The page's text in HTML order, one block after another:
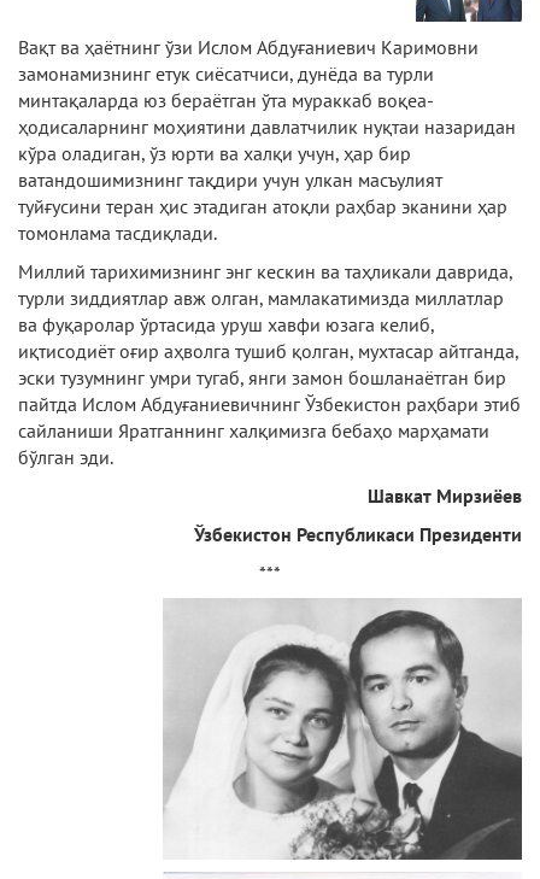
Вақт ва ҳаётнинг ўзи Ислом Абдуғаниевич Каримовни
замонамизнинг етук сиёсатчиси, дунёда ва турли
минтақаларда юз бераётган ўта мураккаб воқеа-
ҳодисаларнинг моҳиятини давлатчилик нуқтаи назаридан
кўра оладиган, ўз юрти ва халқи учун, ҳар бир
ватандошимизнинг тақдири учун улкан масъулият
туйғусини теран ҳис этадиган атоқли раҳбар эканини ҳар
томонлама тасдиқлади.
Миллий тарихимизнинг энг кескин ва таҳликали даврида,
турли зиддиятлар авж олган, мамлакатимизда миллатлар
ва фуқаролар ўртасида уруш хавфи юзага келиб,
иқтисодиёт оғир аҳволга тушиб қолган, мухтасар айтганда,
эски тузумнинг умри тугаб, янги замон бошланаётган бир
пайтда Ислом Абдуғаниевичнинг Ўзбекистон раҳбари этиб
сайланиши Яратганнинг халқимизга бебаҳо марҳамати
бўлган эди.
Шавкат Мирзиёев
Ўзбекистон Республикаси Президенти
***